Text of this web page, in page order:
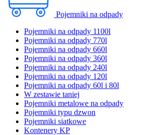
Pojemniki na odpady
Pojemniki na odpady 1100l
Pojemniki na odpady 770l
Pojemniki na odpady 660l
Pojemniki na odpady 360l
Pojemniki na odpady 240l
Pojemniki na odpady 120l
Pojemniki na odpady 60l i 80l
W zestawie taniej
Pojemniki metalowe na odpady
Pojemniki typu dzwon
Pojemniki siatkowe
Kontenery KP